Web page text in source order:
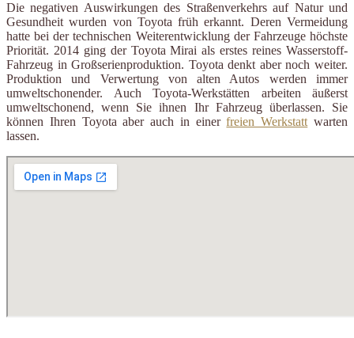
Die negativen Auswirkungen des Straßenverkehrs auf Natur und
Gesundheit wurden von Toyota früh erkannt. Deren Vermeidung
hatte bei der technischen Weiterentwicklung der Fahrzeuge höchste
Priorität. 2014 ging der Toyota Mirai als erstes reines Wasserstoff-
Fahrzeug in Großserienproduktion. Toyota denkt aber noch weiter.
Produktion und Verwertung von alten Autos werden immer
umweltschonender. Auch Toyota-Werkstätten arbeiten äußerst
umweltschonend, wenn Sie ihnen Ihr Fahrzeug überlassen. Sie
können Ihren Toyota aber auch in einerfreien Werkstattwarten
lassen.